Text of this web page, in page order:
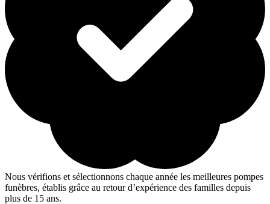
Nous vérifions et sélectionnons chaque année les meilleures pompes
funèbres, établis grâce au retour d’expérience des familles depuis
plus de 15 ans.